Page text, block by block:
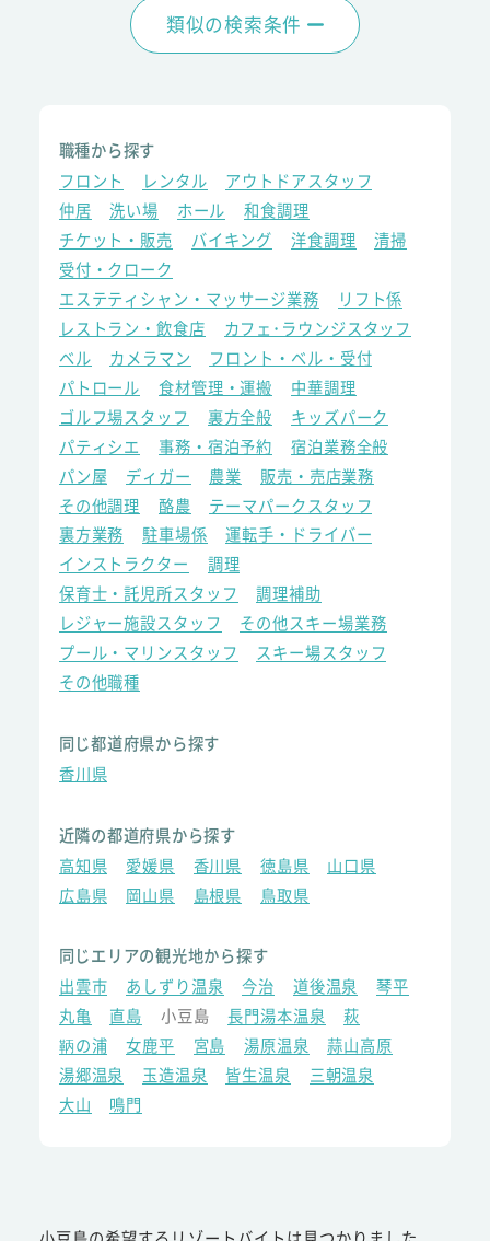
類似の検索条件
職種から探す
フロント
レンタル
アウトドアスタッフ
仲居
洗い場 ホール
和食調理
チケット・販売
バイキング 洋食調理
清掃
受付・クローク
エステティシャン・マッサージ業務
リフト係
レストラン・飲食店
カフェ･ラウンジスタッフ
ベル
カメラマン
フロント・ベル・受付
パトロール
食材管理・運搬
中華調理
ゴルフ場スタッフ
裏方全般
キッズパーク
パティシエ
事務・宿泊予約
宿泊業務全般
パン屋
ディガー 農業
販売・売店業務
その他調理
酪農
テーマパークスタッフ
裏方業務
駐車場係
運転手・ドライバー
インストラクター
調理
保育士・託児所スタッフ
調理補助
レジャー施設スタッフ
その他スキー場業務
プール・マリンスタッフ
スキー場スタッフ
その他職種
同じ都道府県から探す
香川県
近隣の都道府県から探す
高知県
愛媛県 香川県 徳島県
山口県
広島県
岡山県 島根県 鳥取県
同じエリアの観光地から探す
出雲市
あしずり温泉 今治 道後温泉
琴平
丸亀
直島 小豆島 長門湯本温泉
萩
鞆の浦
女鹿平 宮島 湯原温泉
蒜山高原
湯郷温泉
玉造温泉 皆生温泉
三朝温泉
大山
鳴門